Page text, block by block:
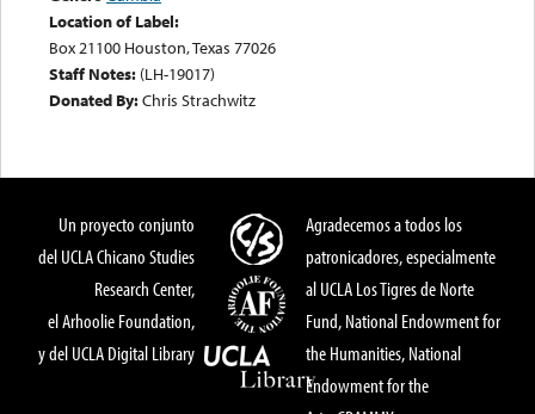
Location of Label:
Box 21100 Houston, Texas 77026
Staff Notes: (LH-19017)
Donated By:Chris Strachwitz
Un proyecto conjunto
del UCLA Chicano Studies
Research Center,
el Arhoolie Foundation,
y del UCLA Digital Library
Agradecemos a todos los
patronicadores, especialmente
al UCLA Los Tigres de Norte
Fund, National Endowment for
the Humanities, National
Endowment for the